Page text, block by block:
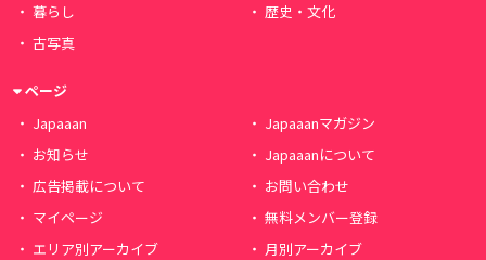
暮らし
歴史・文化
古写真
ページ
Japaaan
Japaaanマガジン
お知らせ
Japaaanについて
広告掲載について
お問い合わせ
マイページ
無料メンバー登録
エリア別アーカイブ
月別アーカイブ